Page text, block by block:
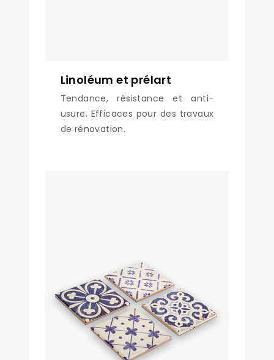
Linoléum et prélart
Tendance, résistance et anti-
usure. Efficaces pour des travaux
de rénovation.